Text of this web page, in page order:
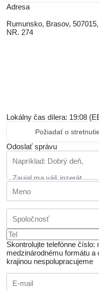
Adresa
Rumunsko, Brasov,
NR. 274
Lokálny čas dílera: 19:08
Požiadať o stretnutie
Odoslať správu
Skontrolujte telefónne číslo:
medzinárodnému formátu a
krajinou nespolupracujeme